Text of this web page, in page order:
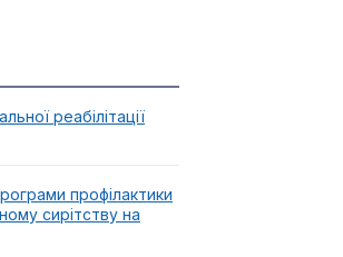
реабілітації
профілактики
сирітству на